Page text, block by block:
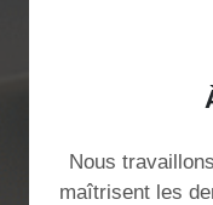
Nous
maîtrisent les